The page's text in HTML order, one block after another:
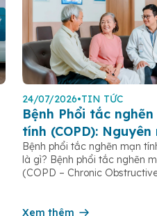
24/07/2026•TIN TỨC
Bệnh Phổi tắc nghẽn
tính (COPD): Nguyên
triệu chứng và cách
ngừa
Bệnh phổi tắc nghẽn mạn
là gì? Bệnh phổi tắc nghẽn
(COPD – Chronic
phát hiện sớm. Bệnh đặc
Xem thêm